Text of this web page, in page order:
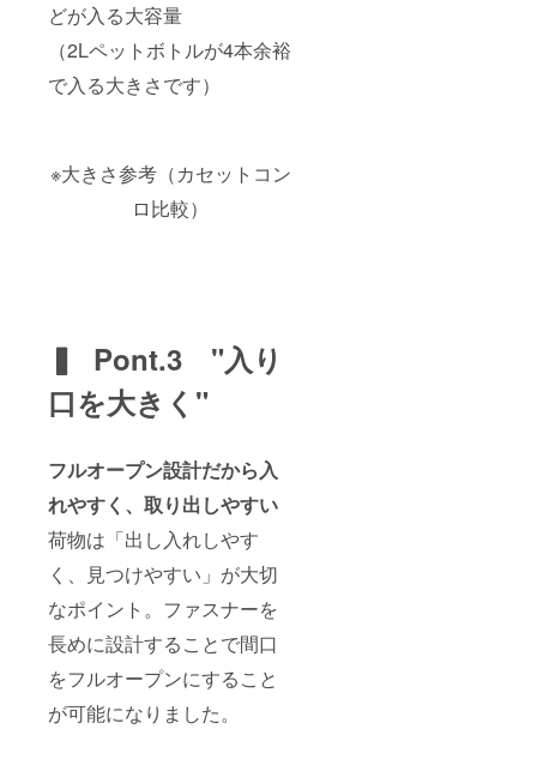
どが入る大容量
（2Lペットボトルが4本余裕
で入る大きさです）
※大きさ参考（カセットコン
ロ比較）
▍ Pont.3 "入り
口を大きく"
フルオープン設計だから入
れやすく、取り出しやすい
荷物は「出し入れしやす
く、見つけやすい」が大切
なポイント。ファスナーを
長めに設計することで間口
をフルオープンにすること
が可能になりました。